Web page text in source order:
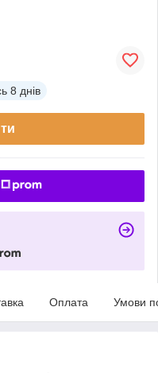
8 днів
Оплата Умови